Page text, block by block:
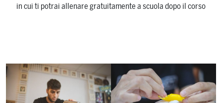
in cui ti potrai allenare gratuitamente a scuola dopo il corso